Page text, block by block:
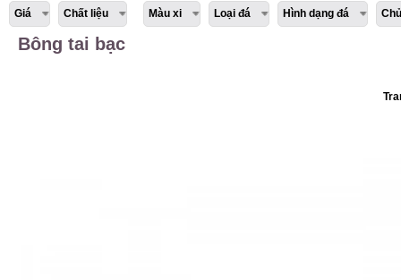
Giá Chất liệu Màu xi Loại đá Hình dạng đá
Bông tai bạc